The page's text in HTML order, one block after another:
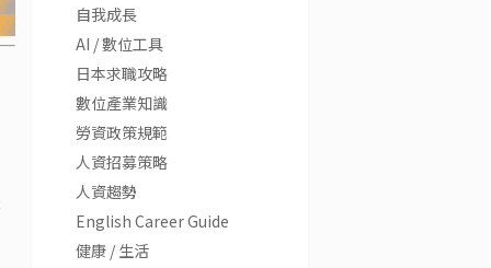
自我成長
AI / 數位工具
日本求職攻略
數位產業知識
勞資政策規範
人資招募策略
人資趨勢
English Career Guide
健康 / 生活